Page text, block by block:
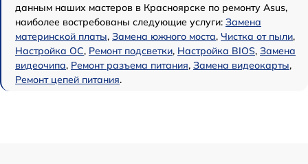
данным наших мастеров в Красноярске по ремонту Asus,
наиболее востребованы следующие услуги: Замена
материнской платы, Замена южного моста, Чистка от пыли,
Настройка ОС, Ремонт подсветки, Настройка BIOS, Замена
видеочипа, Ремонт разъема питания, Замена видеокарты,
Ремонт цепей питания.